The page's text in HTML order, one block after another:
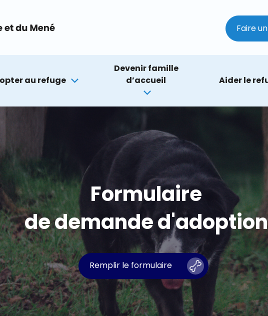
Faire
au refuge
Devenir famille
d’accueil
Aider le
Formulaire
de demande d'adoption
Remplir le formulaire